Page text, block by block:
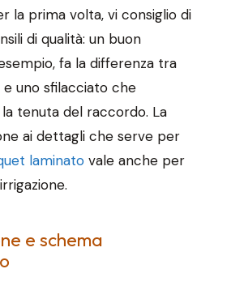
la prima volta, vi consiglio di
di qualità: un buon
fa la differenza tra
uno sfilacciato che
tenuta del raccordo. La
ai dettagli che serve per
laminato vale anche per
e schema